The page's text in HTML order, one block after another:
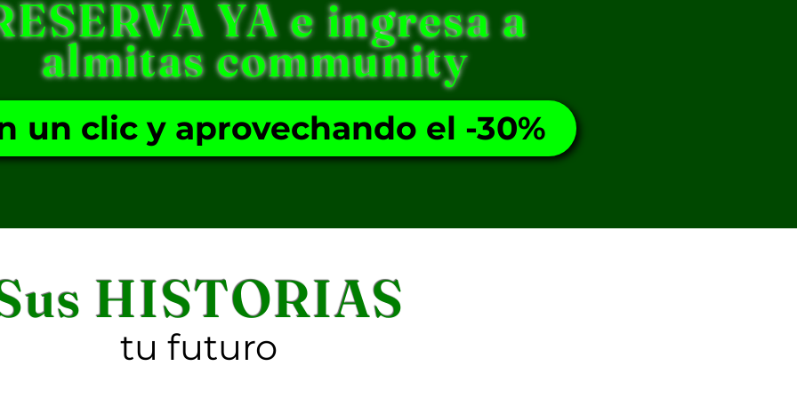
un clic y aprovechando el -30%
YA e ingresa a
almitas community
HISTORIAS
tu futuro